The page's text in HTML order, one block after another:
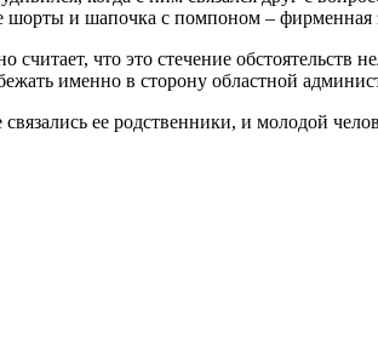
и шапочка с помпоном –
что это стечение обстоятельств
именно в сторону областной
ее родственники, и молодой